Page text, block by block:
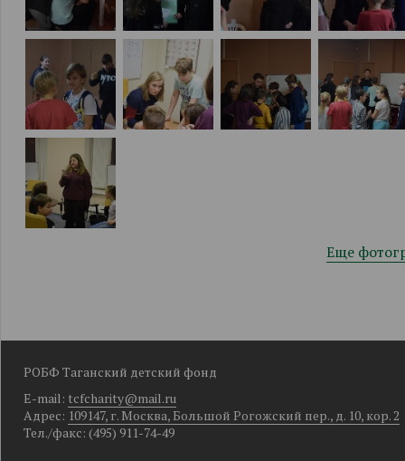
Еще
РОБФ Таганский детский фонд
E-mail: tcfcharity@mail.ru
Адрес: 109147, г. Москва, Большой Рогожский пер., д. 10, кор. 2
Тел./факс: (495) 911-74-49